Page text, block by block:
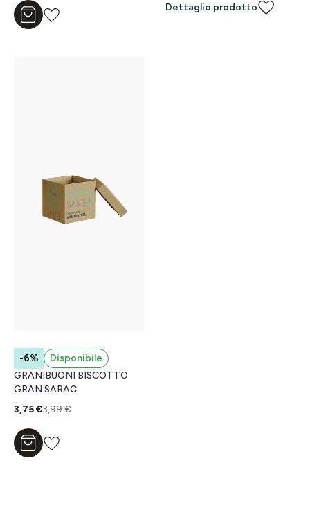
Aggiungi al carrello
Dettaglio prodotto
-6%
Disponibile
GRANIBUONI BISCOTTO
GRAN SARAC
3,75 €3,99 €
Aggiungi al carrello